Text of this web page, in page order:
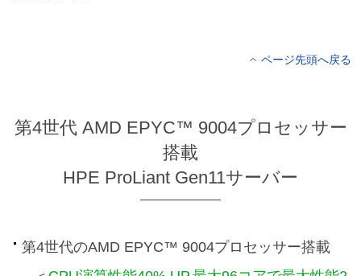
ページ先頭へ戻る
第4世代 AMD EPYC™ 9004プロセッサー
搭載
HPE ProLiant Gen11サーバー
第4世代のAMD EPYC™ 9004プロセッサー搭載